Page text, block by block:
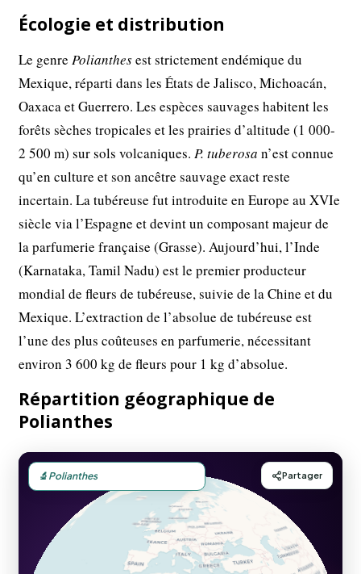
Écologie et distribution
Le genrePolianthesest strictement endémique du
Mexique, réparti dans les États de Jalisco, Michoacán,
Oaxaca et Guerrero. Les espèces sauvages habitent les
forêts sèches tropicales et les prairies d’altitude (1 000-
2 500 m) sur sols volcaniques.P. tuberosa n’est connue
qu’en culture et son ancêtre sauvage exact reste
incertain. La tubéreuse fut introduite en Europe au XVIe
siècle via l’Espagne et devint un composant majeur de
la parfumerie française (Grasse). Aujourd’hui, l’Inde
(Karnataka, Tamil Nadu) est le premier producteur
mondial de fleurs de tubéreuse, suivie de la Chine et du
Mexique. L’extraction de l’absolue de tubéreuse est
l’une des plus coûteuses en parfumerie, nécessitant
environ 3 600 kg de fleurs pour 1 kg d’absolue.
Répartition géographique de
Polianthes